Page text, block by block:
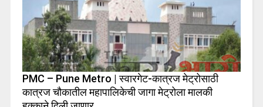
PMC – Pune Metro | स्वारगेट-कात्रज मेट्रोसाठी
कात्रज चौकातील महापालिकेची जागा मेट्रोला मालकी